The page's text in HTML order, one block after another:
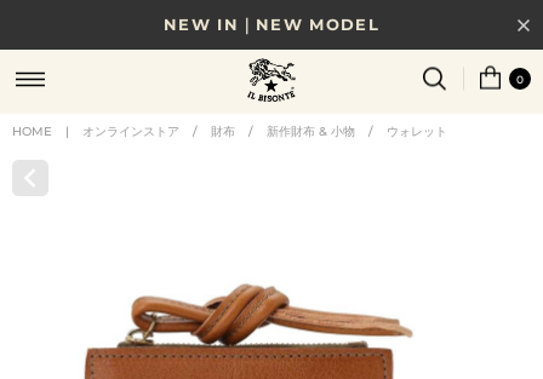
NEW IN｜NEW MODEL
8/17(月)10時まで｜税込11,000円以上で送料無料
贈る相手やシーンから選べる、新しいギフトガイド
0
HOME | オンラインストア / 財布 / 新作財布 & 小物 / ウォレット